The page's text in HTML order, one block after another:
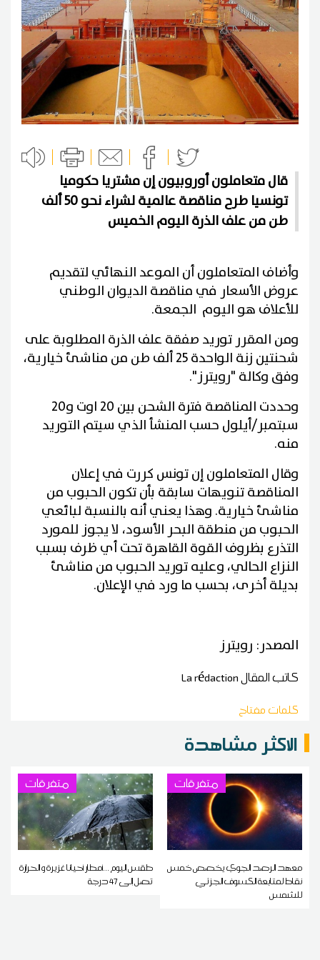
قال متعاملون أوروبيون إن مشتريا حكوميا
تونسيا طرح مناقصة عالمية لشراء نحو 50 ألف
طن من علف الذرة اليوم الخميس
وأضاف المتعاملون أن الموعد النهائي لتقديم
عروض الأسعار في مناقصة الديوان الوطني
للأعلاف هو اليوم الجمعة.
ومن المقرر توريد صفقة علف الذرة المطلوبة على
شحنتين زنة الواحدة 25 ألف طن من مناشئ خيارية،
وفق وكالة "رويترز".
وحددت المناقصة فترة الشحن بين 20 اوت و20
سبتمبر/أيلول حسب المنشأ الذي سيتم التوريد
منه.
وقال المتعاملون إن تونس كررت في إعلان
المناقصة تنويهات سابقة بأن تكون الحبوب من
مناشئ خيارية. وهذا يعني أنه بالنسبة لبائعي
الحبوب من منطقة البحر الأسود، لا يجوز للمورد
التذرع بظروف القوة القاهرة تحت أي ظرف بسبب
النزاع الحالي، وعليه توريد الحبوب من مناشئ
بديلة أخرى، بحسب ما ورد في الإعلان.
المصدر: رويترز
كاتب المقالLa rédaction
كلمات مفتاح
الاكثر مشاهدة
متفرقات
معهد الرصد الجوي يخصص خمس
نقاط لمتابعة الكسوف الجزئي
للشمس
متفرقات
طقس اليوم ...أمطار أحيانا غزيرة و الحرارة
تصل إلى 47 درجة